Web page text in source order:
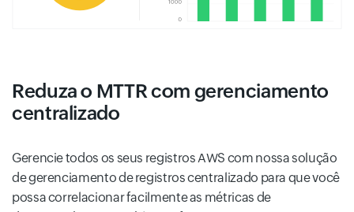
Reduza o MTTR com gerenciamento
centralizado
Gerencie todos os seus registros AWS com nossa solução
de gerenciamento de registros centralizado para que você
possa correlacionar facilmente as métricas de